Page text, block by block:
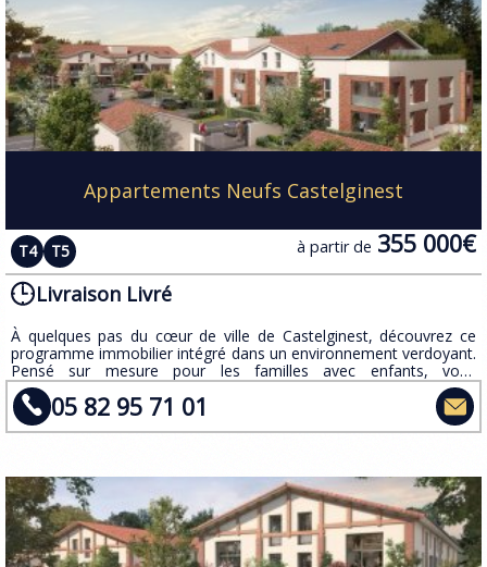
Appartements Neufs Castelginest
T4 T5 à partir de 355 000€
Livraison Livré
À quelques pas du cœur de ville de Castelginest, découvrez ce
programme immobilier intégré dans un environnement verdoyant.
Pensé sur mesure pour les familles avec enfants, vous
apprécierez les nombreuses prestations offertes.
05 82 95 71 01